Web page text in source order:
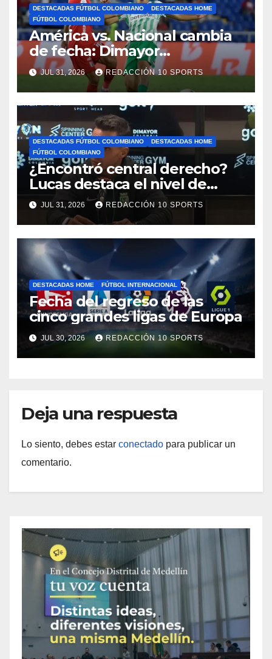
DESTACADAS FÚTBOL COLOMBIANO
DESTACADAS HOME
FÚTBOL COLOMBIANO
América vs. Nacional cambia
de fecha: Dimayor
reprogramó el clásico por
motivos de seguridad
JUL 31, 2026 REDACCIÓN 10 SPORTS
DESTACADAS FÚTBOL COLOMBIANO
DESTACADAS HOME
FÚTBOL COLOMBIANO
¿Encontró central derecho?
Lucas destaca el nivel de
Néider Parra
JUL 31, 2026 REDACCIÓN 10 SPORTS
DESTACADAS HOME FÚTBOL INTERNACIONAL
Fecha del regreso de las
cinco grandes ligas de Europa
JUL 30, 2026 REDACCIÓN 10 SPORTS
Deja una respuesta
Lo siento, debes estar conectado para publicar un
comentario.